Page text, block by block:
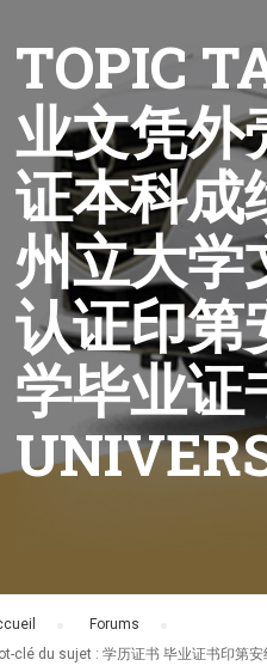
TOPIC
业文凭外
证本科成
州立大学
认证印第
学毕业
Forums
clé du sujet : 学历证书 毕业证书印第